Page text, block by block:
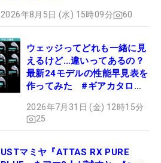
2026年8月5日 (水) 15時09分 60
ウェッジってどれも一緒に見
えるけど…違いってあるの？
最新24モデルの性能早見表を
作ってみた #ギアカタログ
2026年7月31日 (金) 12時15分
25
USTマミヤ『ATTAS RX PURE